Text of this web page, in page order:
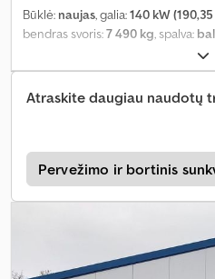
Būklė: naujas, galia:140 kW
bendras svoris:7 490 kg, spalva:
, krovimo
skyriaus plotis:2 200 mm, krovos
ABS, centrinis užraktas, oro
Atraskite daugiau naudotų
Pervežimo ir bortinis